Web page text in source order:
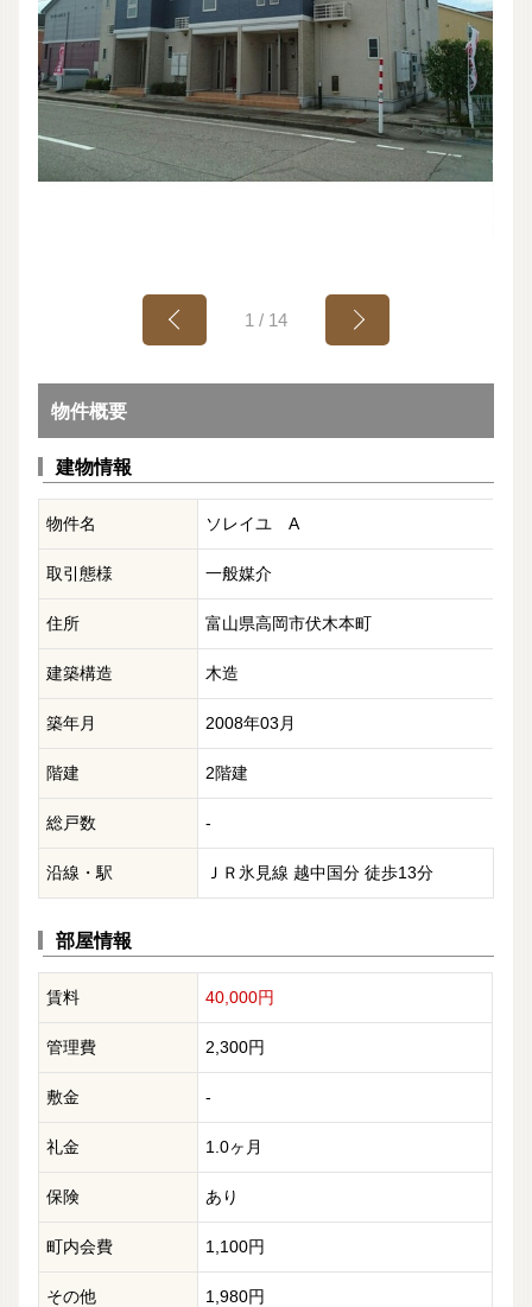
1 / 14
物件概要
建物情報
物件名 ソレイユ A
取引態様 一般媒介
住所 富山県高岡市伏木本町
建築構造 木造
築年月 2008年03月
階建 2階建
総戸数 -
沿線・駅 ＪＲ氷見線 越中国分 徒歩13分
部屋情報
賃料 40,000円
管理費 2,300円
敷金 -
礼金 1.0ヶ月
保険 あり
町内会費 1,100円
その他 1,980円